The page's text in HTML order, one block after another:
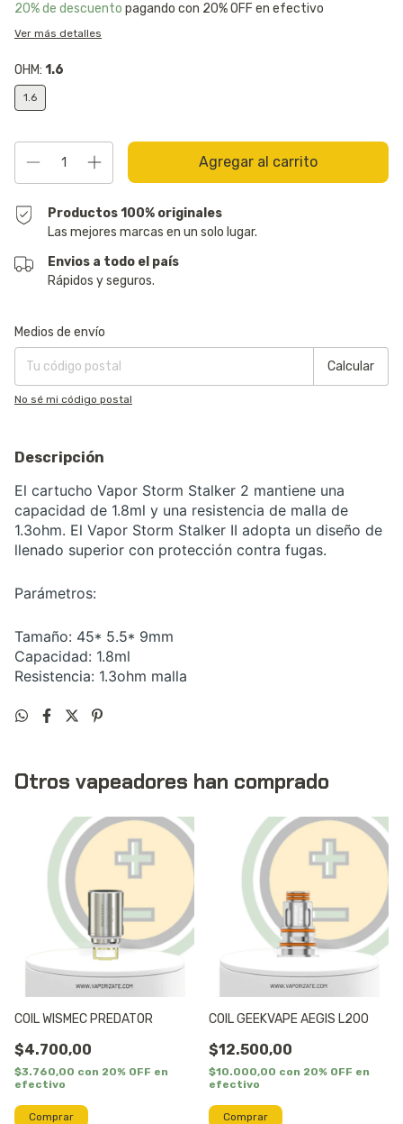
20% de descuento pagando con 20% OFF en efectivo
Ver más detalles
OHM: 1.6
1.6
Productos 100% originales
Las mejores marcas en un solo lugar.
Envios a todo el país
Rápidos y seguros.
Entregas para el CP:
Medios de envío
Calcular
No sé mi código postal
Descripción
El cartucho Vapor Storm Stalker 2 mantiene una
capacidad de 1.8ml y una resistencia de malla de
1.3ohm. El Vapor Storm Stalker II adopta un diseño de
llenado superior con protección contra fugas.
Parámetros:
Tamaño: 45* 5.5* 9mm
Capacidad: 1.8ml
Resistencia: 1.3ohm malla
Otros vapeadores han comprado
COIL WISMEC PREDATOR
$4.700,00
$3.760,00 con 20% OFF en
efectivo
Comprar
COIL GEEKVAPE AEGIS L200
$12.500,00
$10.000,00 con 20% OFF en
efectivo